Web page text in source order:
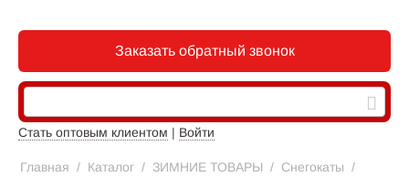
Заказать обратный звонок
Стать оптовым клиентом | Войти
Главная / Каталог / ЗИМНИЕ ТОВАРЫ / Снегокаты /